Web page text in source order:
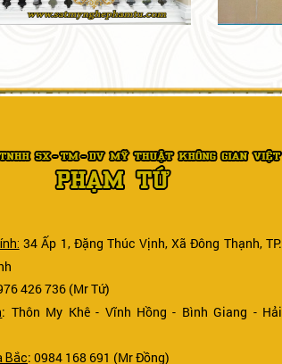
34 Ấp 1, Đặng Thúc Vịnh, Xã Đông Thạnh, TP.
426 736 (Mr Tứ)
: Thôn My Khê - Vĩnh Hồng - Bình Giang - Hải
Bắc: 0984 168 691 (Mr Đồng)